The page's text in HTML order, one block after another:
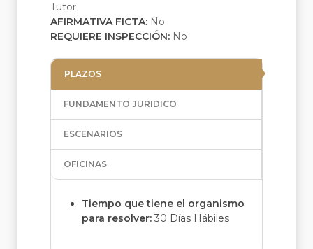
Tutor
AFIRMATIVA FICTA: No
REQUIERE INSPECCIÓN: No
PLAZOS
FUNDAMENTO JURIDICO
ESCENARIOS
OFICINAS
Tiempo que tiene el organismo
para resolver: 30 Días Hábiles